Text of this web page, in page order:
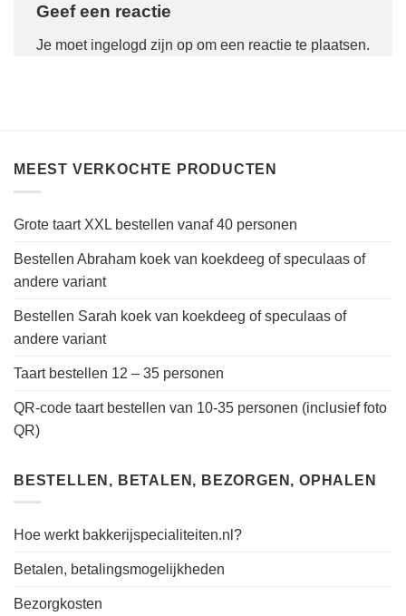
Geef een reactie
Je moet ingelogd zijn op om een reactie te plaatsen.
MEEST VERKOCHTE PRODUCTEN
Grote taart XXL bestellen vanaf 40 personen
Bestellen Abraham koek van koekdeeg of speculaas of
andere variant
Bestellen Sarah koek van koekdeeg of speculaas of
andere variant
Taart bestellen 12 – 35 personen
QR-code taart bestellen van 10-35 personen (inclusief foto
QR)
BESTELLEN, BETALEN, BEZORGEN, OPHALEN
Hoe werkt bakkerijspecialiteiten.nl?
Betalen, betalingsmogelijkheden
Bezorgkosten